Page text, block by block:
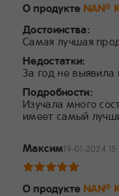
О продукте NAN®
Достоинства:
Самая лучшая
Недостатки:
За год не выявила
Подробности:
Изучала много
имеет самый
Максим19-01-2024
О продукте NAN®